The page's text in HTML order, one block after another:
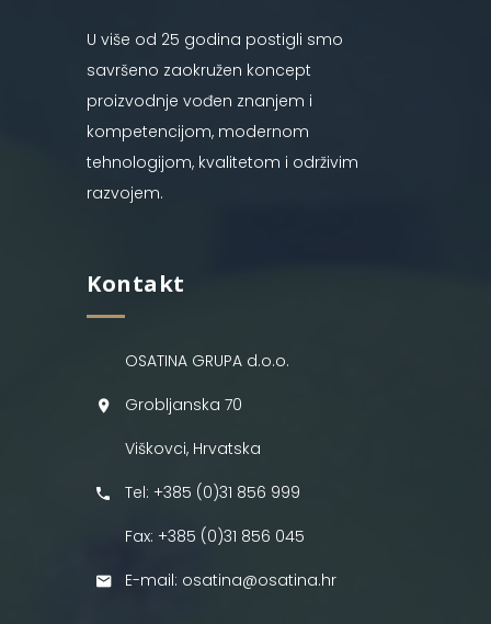
U više od 25 godina postigli smo
savršeno zaokružen koncept
proizvodnje vođen znanjem i
kompetencijom, modernom
tehnologijom, kvalitetom i održivim
razvojem.
Kontakt
OSATINA GRUPA d.o.o.
Grobljanska 70
Viškovci, Hrvatska
Tel: +385 (0)31 856 999
Fax: +385 (0)31 856 045
E-mail: osatina@osatina.hr